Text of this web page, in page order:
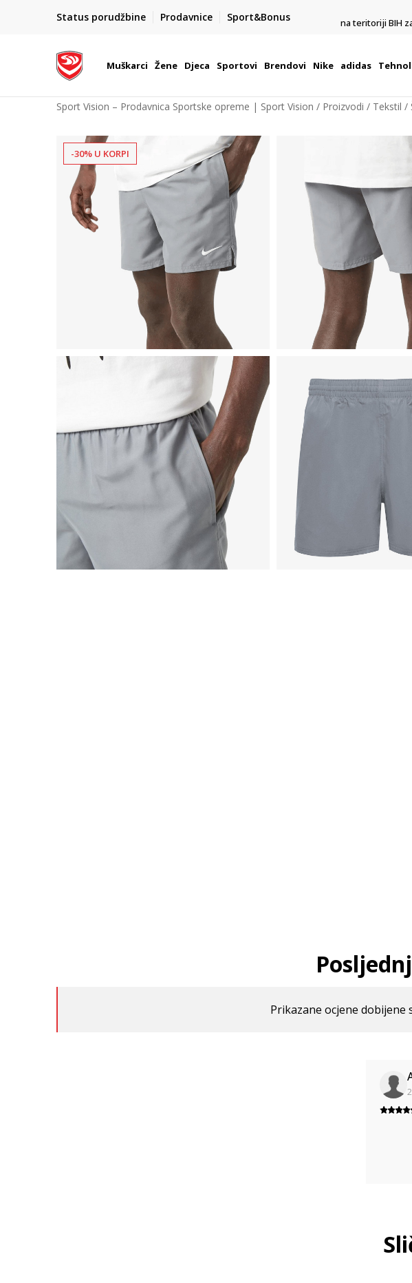
Status porudžbine Prodavnice Sport&Bonus
POZOVITE NAS NA : 055/490-400
Pon-Pet od 9h - 16h
na teritoriji BIH
Muškarci Žene Djeca Sportovi Brendovi Nike adidas
Sport Vision – Prodavnica Sportske opreme | Sport Vision Proizvodi Tekstil
-30% U KORPI
Prikazane ocjene